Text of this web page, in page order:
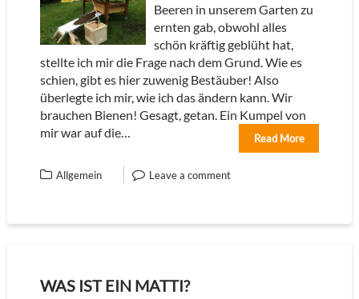
Beeren in unserem Garten zu
ernten gab, obwohl alles
schön kräftig geblüht hat,
stellte ich mir die Frage nach dem Grund. Wie es
schien, gibt es hier zuwenig Bestäuber! Also
überlegte ich mir, wie ich das ändern kann. Wir
brauchen Bienen! Gesagt, getan. Ein Kumpel von
mir war auf die…
Read More
Allgemein Leave a comment
WAS IST EIN MATTI?